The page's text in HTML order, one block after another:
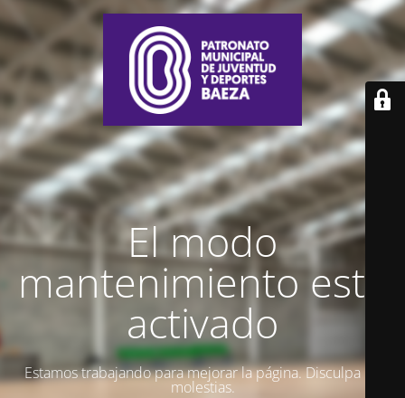
El modo
mantenimiento está
activado
Estamos trabajando para mejorar la página. Disculpa las
molestias.